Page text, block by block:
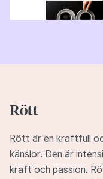
Rött
Rött är en kraftfull
känslor. Den är
kraft och passion.